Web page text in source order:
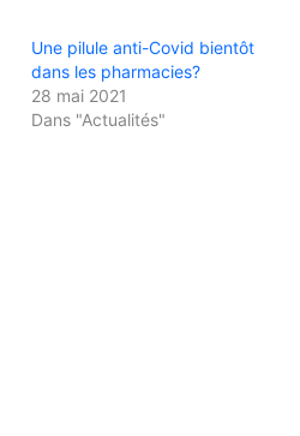
Une pilule anti-Covid bientôt
dans les pharmacies?
28 mai 2021
Dans "Actualités"